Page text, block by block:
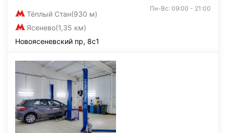
Тёплый Стан(930 м)
Ясенево(1,35 км)
Пн-Вс: 09:00 - 21:00
Новоясеневский пр, 8с1